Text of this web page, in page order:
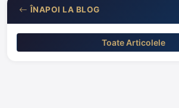
ÎNAPOI LA BLOG
Toate Articolele